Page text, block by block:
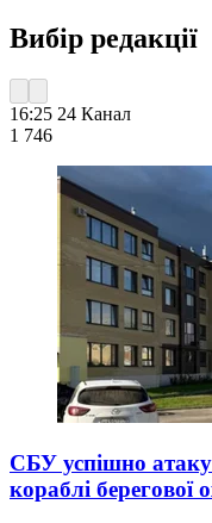
Вибір редакції
16:25 24 Канал
1 746
СБУ успішно
кораблі